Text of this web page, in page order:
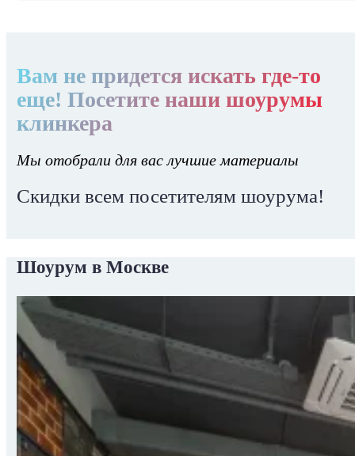
Вам не придется искать где-то
еще! Посетите наши шоурумы
клинкера
Мы отобрали для вас лучшие материалы
Скидки всем посетителям шоурума!
Шоурум в Москве